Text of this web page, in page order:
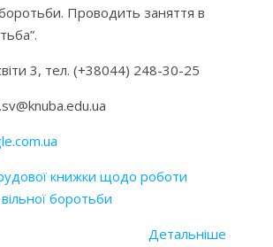
Проводить заняття в
3, тел. (+38044) 248-30-25
книжки щодо роботи
боротьби
Детальніше